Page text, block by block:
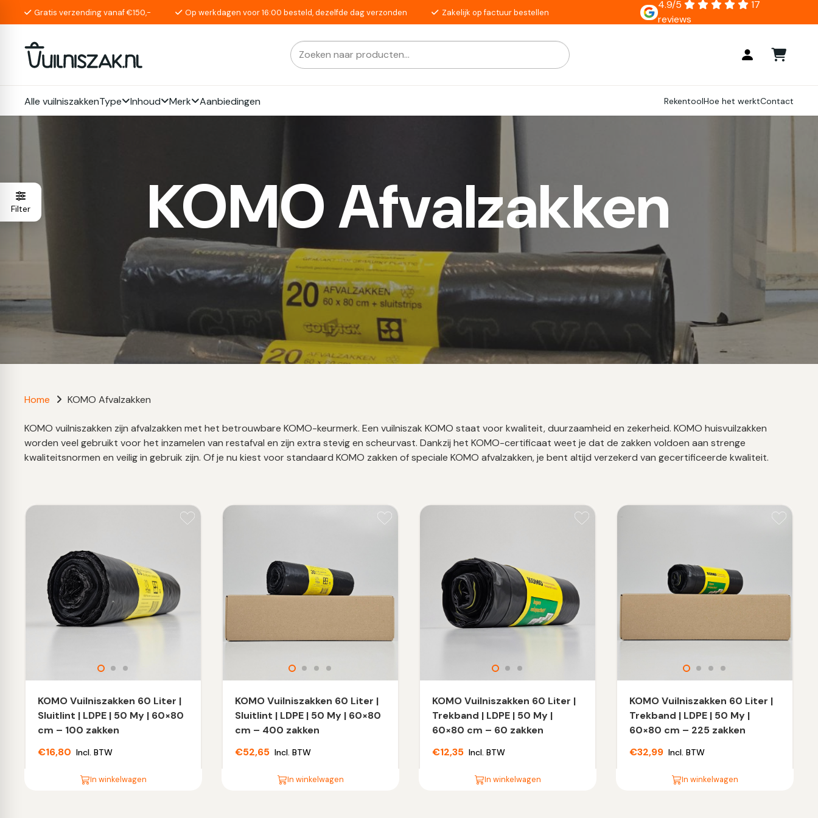
Gratis verzending vanaf €150,- Op werkdagen voor 16:00 besteld, dezelfde dag verzonden Zakelijk op factuur bestellen
4.9/5
17
reviews
Zoeken
naar:
Als de resultaten voor automatisch aanvullen beschikbaar zijn, gebruik de pijlen om omhoog en omlaag te gaan
Alle vuilniszakkenType Inhoud Merk Aanbiedingen RekentoolHoe het werktContact
KOMO Afvalzakken
Home KOMO Afvalzakken
KOMO vuilniszakken zijn afvalzakken met het betrouwbare KOMO-keurmerk. Een vuilniszak KOMO staat voor kwaliteit, duurzaamheid en zekerheid. KOMO huisvuilzakken
worden veel gebruikt voor het inzamelen van restafval en zijn extra stevig en scheurvast. Dankzij het KOMO-certificaat weet je dat de zakken voldoen aan strenge
kwaliteitsnormen en veilig in gebruik zijn. Of je nu kiest voor standaard KOMO zakken of speciale KOMO afvalzakken, je bent altijd verzekerd van gecertificeerde kwaliteit.
KOMO Vuilniszakken 60 Liter |
Sluitlint | LDPE | 50 My | 60×80
cm – 100 zakken
€16,80 Incl. BTW
In winkelwagen
KOMO Vuilniszakken 60 Liter |
Sluitlint | LDPE | 50 My | 60×80
cm – 400 zakken
€52,65 Incl. BTW
In winkelwagen
KOMO Vuilniszakken 60 Liter |
Trekband | LDPE | 50 My |
60×80 cm – 60 zakken
€12,35 Incl. BTW
In winkelwagen
KOMO Vuilniszakken 60 Liter |
Trekband | LDPE | 50 My |
60×80 cm – 225 zakken
€32,99 Incl. BTW
In winkelwagen